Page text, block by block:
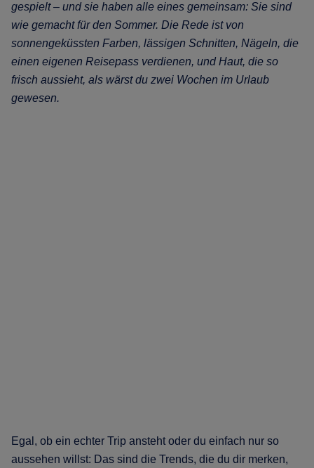
gespielt – und sie haben alle eines gemeinsam: Sie sind
wie gemacht für den Sommer. Die Rede ist von
sonnengeküssten Farben, lässigen Schnitten, Nägeln, die
einen eigenen Reisepass verdienen, und Haut, die so
frisch aussieht, als wärst du zwei Wochen im Urlaub
gewesen.
Egal, ob ein echter Trip ansteht oder du einfach nur so
aussehen willst: Das sind die Trends, die du dir merken,